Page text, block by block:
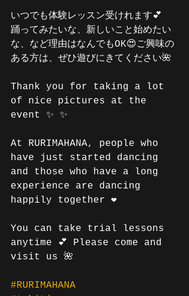
いつでも体験レッスン受けれます💕
踊ってみたいな、新しいこと始めたい
な、など理由はなんでもOK😍ご興味の
ある方は、ぜひ遊びにきてください🌺
Thank you for taking a lot
of nice pictures at the
event ✨ ✨
At RURIMAHANA, people who
have just started dancing
and those who have a long
experience are dancing
happily together ❤️
You can take trial lessons
anytime 💕 Please come and
visit us 🌺
#RURIMAHANA